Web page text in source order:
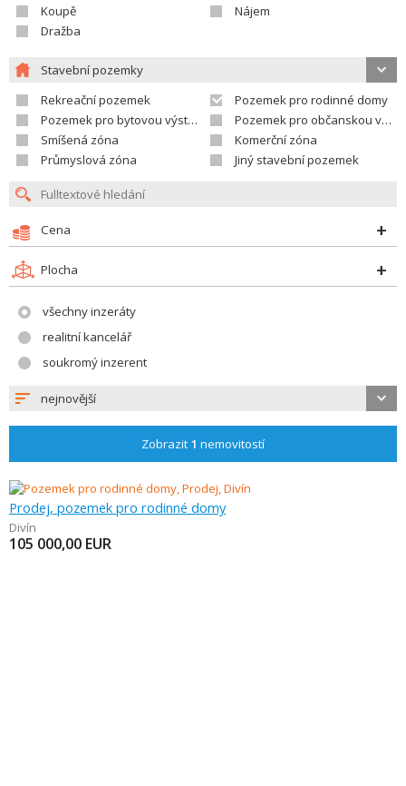
Koupě
Nájem
Dražba
Stavební pozemky
Rekreační pozemek
Pozemek pro rodinné domy
Pozemek pro bytovou výstavbu
Pozemek pro občanskou vybavenost
Smíšená zóna
Komerční zóna
Průmyslová zóna
Jiný stavební pozemek
Cena
Plocha
všechny inzeráty
realitní kancelář
soukromý inzerent
nejnovější
Zobrazit 1 nemovitostí
Prodej, pozemek pro rodinné domy
Divín
105 000,00 EUR